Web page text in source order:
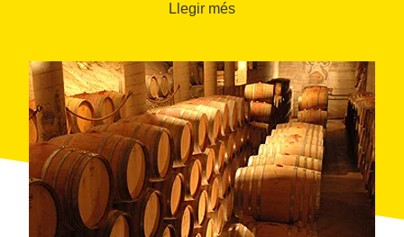
Les vinyes de Clos Mogador descansen sobre un
negresgarnatxa, siràyrah, carinyena i cabernet. I,
després de reposar enbótes de roure francès Allier,
surten uns vins carregats de delicadesa, sensibilitat,
estructura i fortalesa, com és el Clos Mogador, el vi
reserva i estrella del celler.
Lesvisites
, amb concertació prèvia, poden conèixer
de prop el celler, les vinyes i la verema i acabar el
recorregut amb una degustació dels seus vins. El
celler té una capacitat de màxim dotze persones
Llegir més